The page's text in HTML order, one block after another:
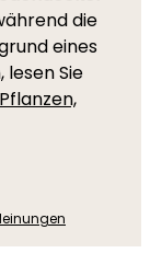
die
eines
Sie